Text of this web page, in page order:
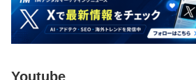
Youtube